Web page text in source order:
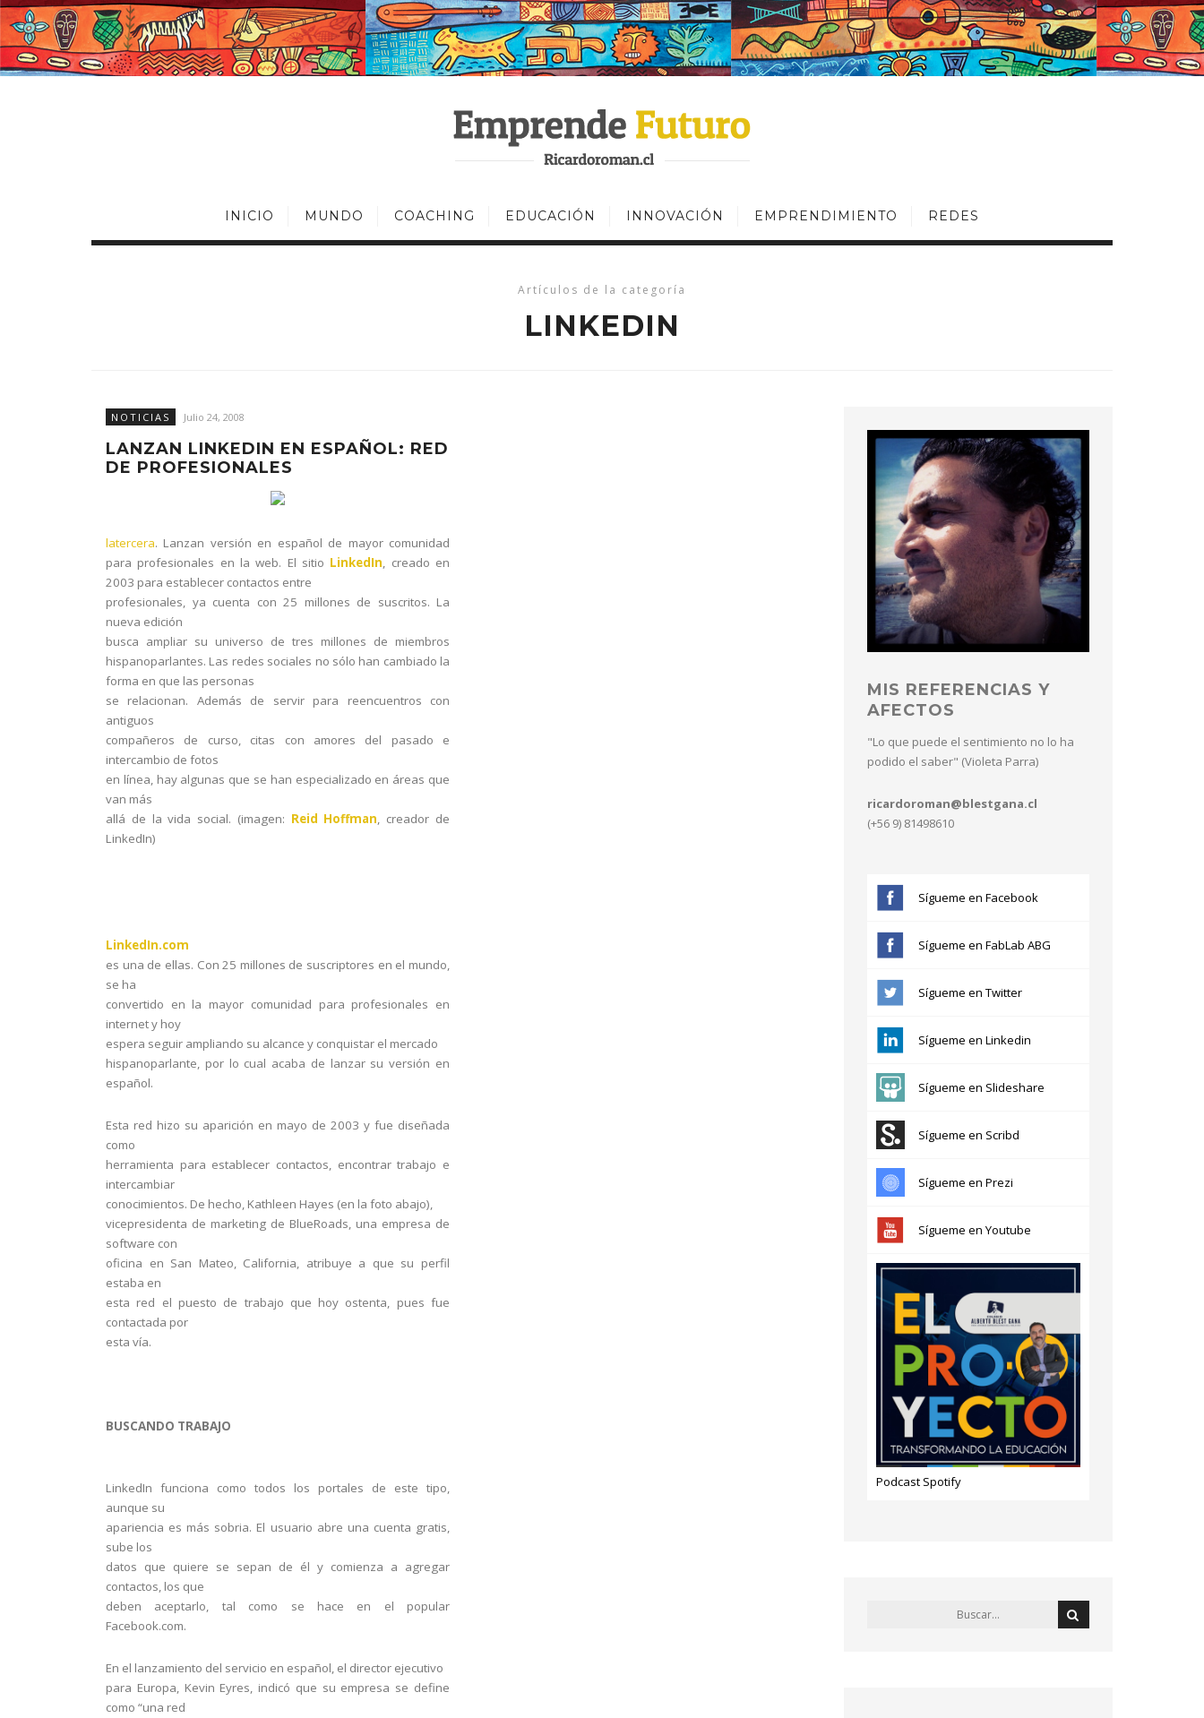
INICIO MUNDO COACHING EDUCACIÓN INNOVACIÓN EMPRENDIMIENTO REDES
Artículos de la categoría
LINKEDIN
NOTICIAS Julio 24, 2008
LANZAN LINKEDIN EN ESPAÑOL: RED
DE PROFESIONALES
latercera. Lanzan versión en español de mayor comunidad
para profesionales en la web. El sitio LinkedIn, creado en
2003 para establecer contactos entre
profesionales, ya cuenta con 25 millones de suscritos. La
nueva edición
busca ampliar su universo de tres millones de miembros
hispanoparlantes. Las redes sociales no sólo han cambiado la
forma en que las personas
se relacionan. Además de servir para reencuentros con
antiguos
compañeros de curso, citas con amores del pasado e
intercambio de fotos
en línea, hay algunas que se han especializado en áreas que
van más
allá de la vida social. (imagen: Reid Hoffman, creador de
LinkedIn)
LinkedIn.com
es una de ellas. Con 25 millones de suscriptores en el mundo,
se ha
convertido en la mayor comunidad para profesionales en
internet y hoy
espera seguir ampliando su alcance y conquistar el mercado
hispanoparlante, por lo cual acaba de lanzar su versión en
español.
Esta red hizo su aparición en mayo de 2003 y fue diseñada
como
herramienta para establecer contactos, encontrar trabajo e
intercambiar
conocimientos. De hecho, Kathleen Hayes (en la foto abajo),
vicepresidenta de marketing de BlueRoads, una empresa de
software con
oficina en San Mateo, California, atribuye a que su perfil
estaba en
esta red el puesto de trabajo que hoy ostenta, pues fue
contactada por
esta vía.
BUSCANDO TRABAJO
LinkedIn funciona como todos los portales de este tipo,
aunque su
apariencia es más sobria. El usuario abre una cuenta gratis,
sube los
datos que quiere se sepan de él y comienza a agregar
contactos, los que
deben aceptarlo, tal como se hace en el popular
Facebook.com.
En el lanzamiento del servicio en español, el director ejecutivo
para Europa, Kevin Eyres, indicó que su empresa se define
como “una red
MIS REFERENCIAS Y
AFECTOS
"Lo que puede el sentimiento no lo ha
podido el saber" (Violeta Parra)
ricardoroman@blestgana.cl
(+56 9) 81498610
Sígueme en Facebook
Sígueme en FabLab ABG
Sígueme en Twitter
Sígueme en Linkedin
Sígueme en Slideshare
Sígueme en Scribd
Sígueme en Prezi
Sígueme en Youtube
Podcast Spotify